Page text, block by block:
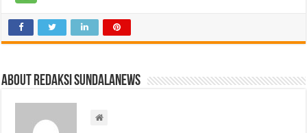
About Redaksi Sundalanews